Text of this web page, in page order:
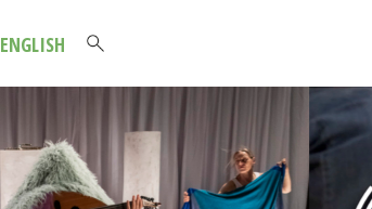
ENGLISH